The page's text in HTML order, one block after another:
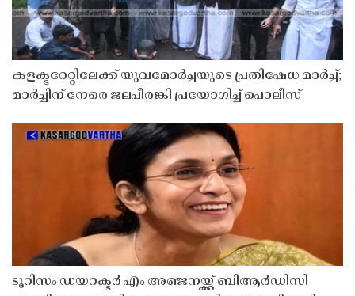
കളക്ടറേറ്റിലേക്ക് യുവമോർച്ചയുടെ പ്രതിഷേധ മാർച്ച്;
മാർച്ചിന് നേരെ ജലപീരങ്കി പ്രയോഗിച്ച് പൊലീസ്
ടൂറിസം ഡയറക്ടർ എം അഞ്ജനയ്ക്ക് ബിആർഡിസി